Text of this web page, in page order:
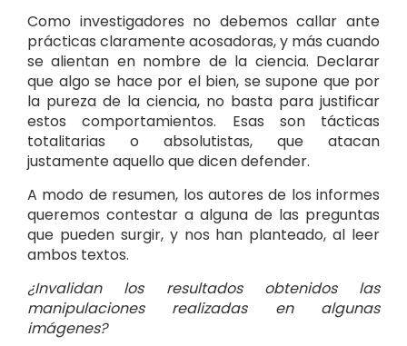
Como investigadores no debemos callar ante
prácticas claramente acosadoras, y más cuando
se alientan en nombre de la ciencia. Declarar
que algo se hace por el bien, se supone que por
la pureza de la ciencia, no basta para justificar
estos comportamientos. Esas son tácticas
totalitarias o absolutistas, que atacan
justamente aquello que dicen defender.
A modo de resumen, los autores de los informes
queremos contestar a alguna de las preguntas
que pueden surgir, y nos han planteado, al leer
ambos textos.
¿Invalidan los resultados obtenidos las
manipulaciones realizadas en algunas
imágenes?